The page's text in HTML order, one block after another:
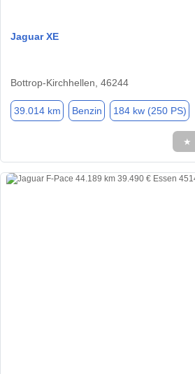
Jaguar XE
Bottrop-Kirchhellen, 46244
39.014 km Benzin 184 kw (250 PS)
★